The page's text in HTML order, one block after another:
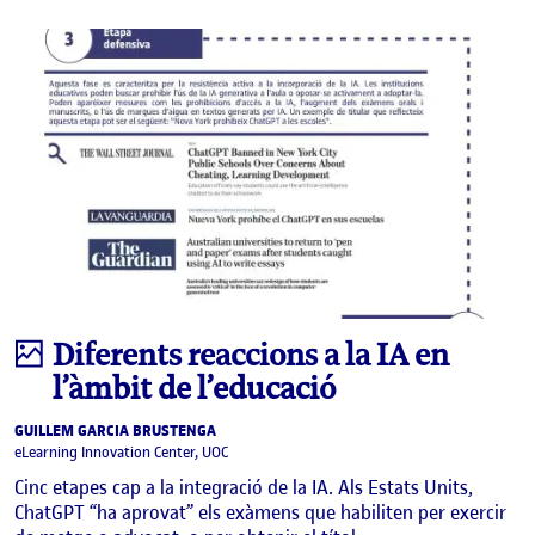
Infografia
Diferents reaccions a la IA en
l’àmbit de l’educació
GUILLEM GARCIA BRUSTENGA
eLearning Innovation Center, UOC
Cinc etapes cap a la integració de la IA. Als Estats Units,
ChatGPT “ha aprovat” els exàmens que habiliten per exercir